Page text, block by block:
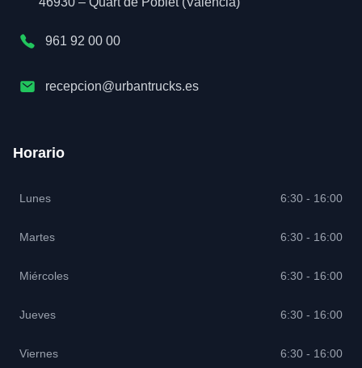
961 92 00 00
recepcion@urbantrucks.es
Horario
Lunes 6:30 - 16:00
Martes 6:30 - 16:00
Miércoles 6:30 - 16:00
Jueves 6:30 - 16:00
Viernes 6:30 - 16:00